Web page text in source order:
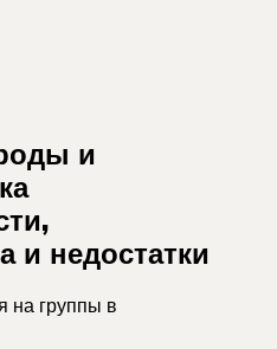
и
и недостатки
на группы в